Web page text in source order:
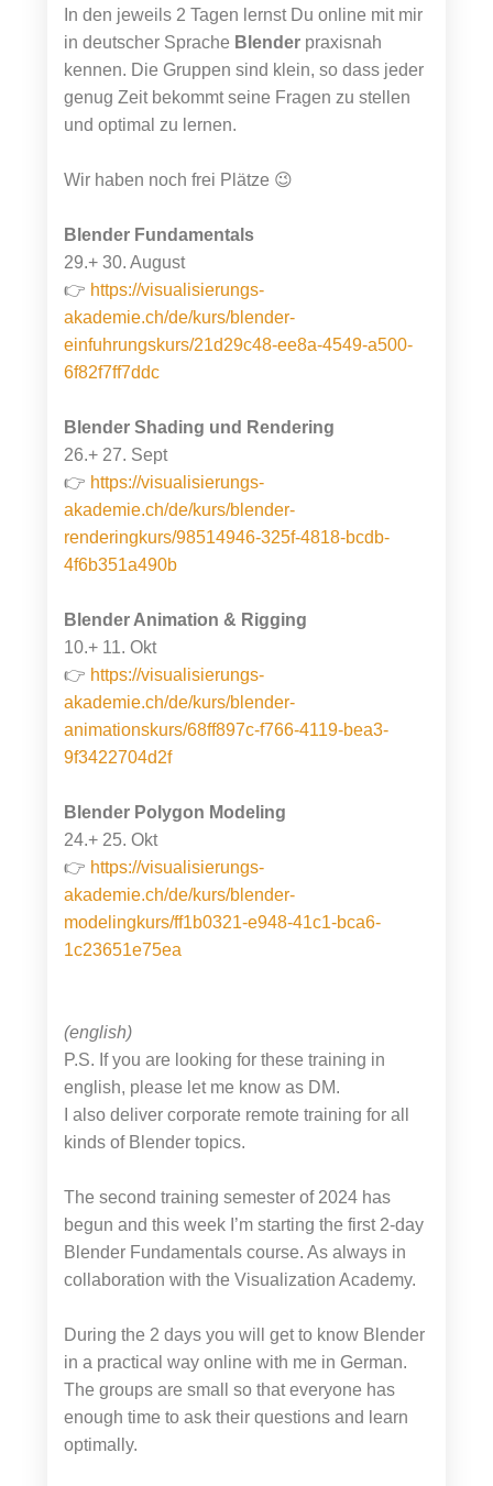
In den jeweils 2 Tagen lernst Du online mit mir
in deutscher Sprache Blenderpraxisnah
kennen. Die Gruppen sind klein, so dass jeder
genug Zeit bekommt seine Fragen zu stellen
und optimal zu lernen.
Wir haben noch frei Plätze 😉
Blender Fundamentals
29.+ 30. August
👉 https://visualisierungs-
akademie.ch/de/kurs/blender-
einfuhrungskurs/21d29c48-ee8a-4549-a500-
6f82f7ff7ddc
Blender Shading und Rendering
26.+ 27. Sept
👉 https://visualisierungs-
akademie.ch/de/kurs/blender-
renderingkurs/98514946-325f-4818-bcdb-
4f6b351a490b
Blender Animation & Rigging
10.+ 11. Okt
👉 https://visualisierungs-
akademie.ch/de/kurs/blender-
animationskurs/68ff897c-f766-4119-bea3-
9f3422704d2f
Blender Polygon Modeling
24.+ 25. Okt
👉 https://visualisierungs-
akademie.ch/de/kurs/blender-
modelingkurs/ff1b0321-e948-41c1-bca6-
1c23651e75ea
(english)
P.S. If you are looking for these training in
english, please let me know as DM.
I also deliver corporate remote training for all
kinds of Blender topics.
The second training semester of 2024 has
begun and this week I’m starting the first 2-day
Blender Fundamentals course. As always in
collaboration with the Visualization Academy.
During the 2 days you will get to know Blender
in a practical way online with me in German.
The groups are small so that everyone has
enough time to ask their questions and learn
optimally.